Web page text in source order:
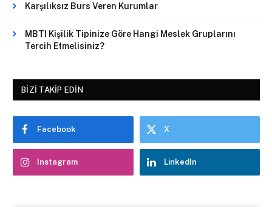
Karşılıksız Burs Veren Kurumlar
MBTI Kişilik Tipinize Göre Hangi Meslek Gruplarını
Tercih Etmelisiniz?
BIZI TAKIP EDIN
Facebook X
Instagram LinkedIn